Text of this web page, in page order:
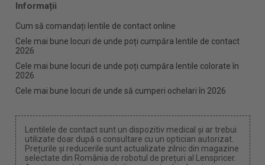
Informații
Cum să comandați lentile de contact online
Cele mai bune locuri de unde poți cumpăra lentile de contact
2026
Cele mai bune locuri de unde poți cumpăra lentile colorate în
2026
Cele mai bune locuri de unde să cumperi ochelari în 2026
Lentilele de contact sunt un dispozitiv medical și ar trebui
utilizate doar după o consultare cu un optician autorizat.
Prețurile și reducerile sunt actualizate zilnic din magazine
selectate din România de robotul de prețuri al Lenspricer.